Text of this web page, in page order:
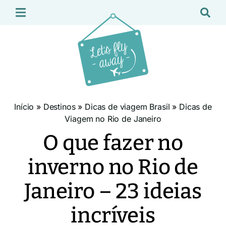
Início » Destinos» Dicas de viagem Brasil » Dicas de
Viagem no Rio de Janeiro
O que fazer no
inverno no Rio de
Janeiro – 23 ideias
incríveis